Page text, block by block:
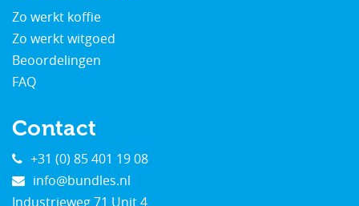
Zo werkt koffie
Zo werkt witgoed
Beoordelingen
FAQ
Contact
+31 (0) 85 401 19 08
info@bundles.nl
Industrieweg 71 Unit 4